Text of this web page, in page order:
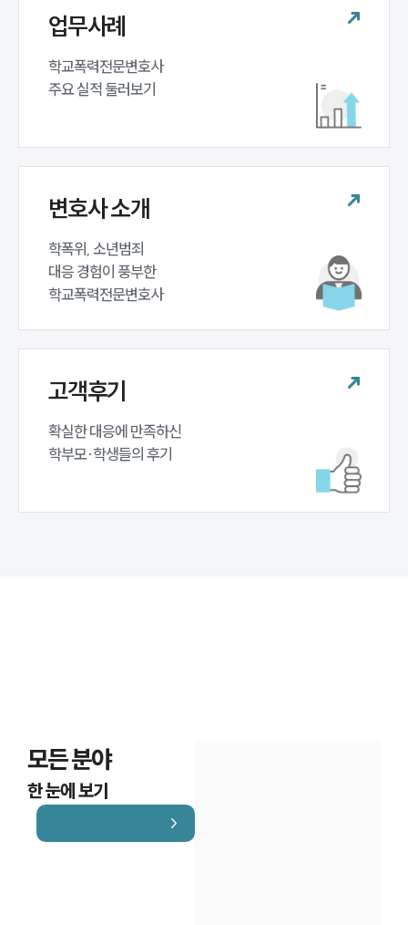
학교폭력대응팀 업무
학교폭력전문변호사
법률서식
뉴스레터/브로슈어
업무사례
학교폭력전문변호사
주요 실적 둘러보기
변호사 소개
학폭위, 소년범죄
대응 경험이 풍부한
학교폭력전문변호사
고객후기
확실한 대응에 만족하신
학부모·학생들의 후기
모든 분야
한 눈에 보기